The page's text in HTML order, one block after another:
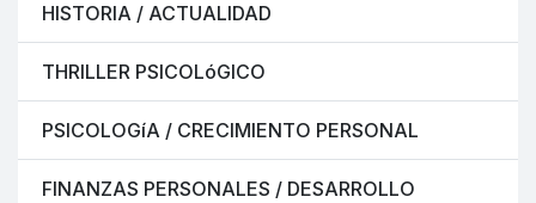
HISTORIA / ACTUALIDAD
THRILLER PSICOLóGICO
PSICOLOGíA / CRECIMIENTO PERSONAL
FINANZAS PERSONALES / DESARROLLO